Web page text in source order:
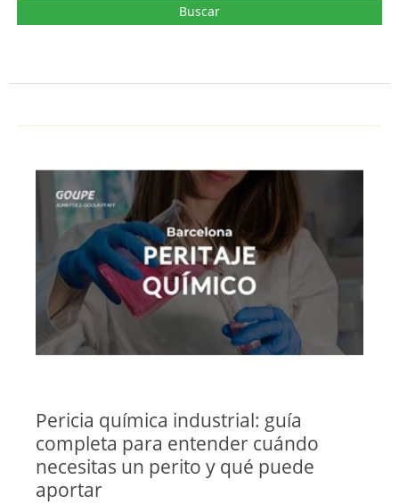
Buscar
Pericia química industrial: guía
completa para entender cuándo
necesitas un perito y qué puede
aportar